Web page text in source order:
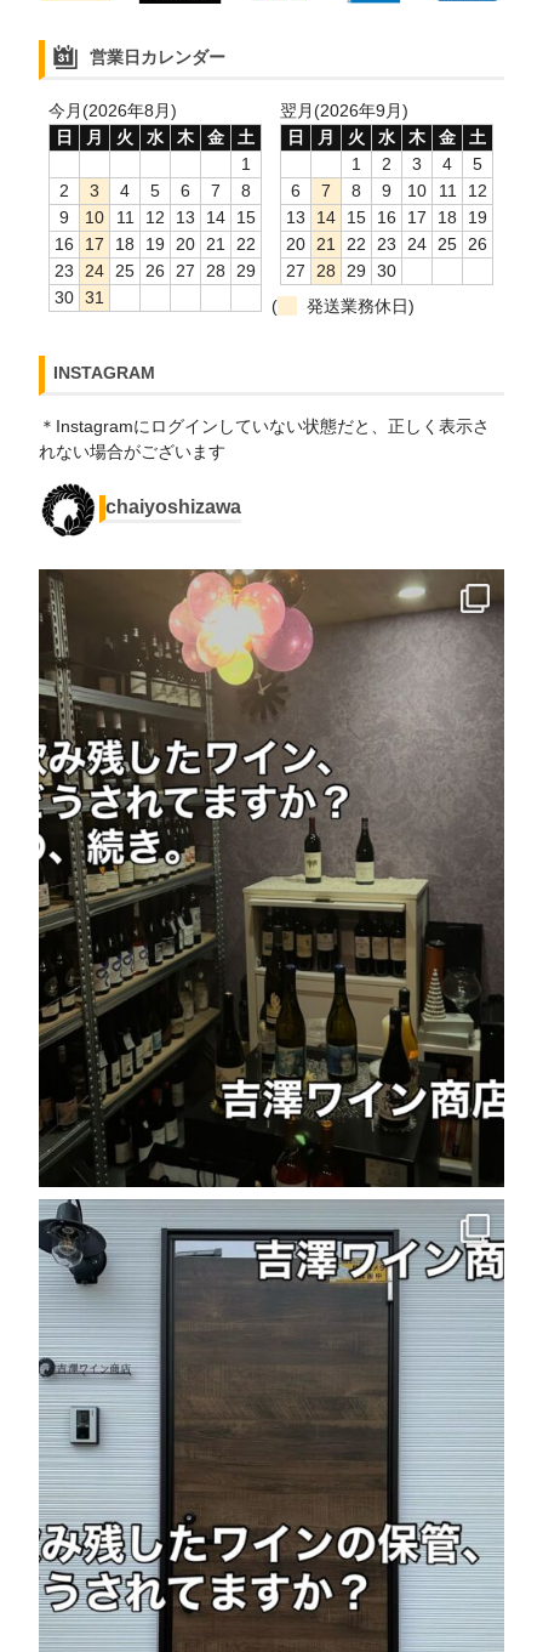
営業日カレンダー
今月(2026年8月)
日
月 火 水 木 金
土
1
2
3 4 5 6 7
8
9
10 11 12 13 14
15
16
17 18 19 20 21
22
23
24 25 26 27 28
29
30 31
翌月(2026年9月)
日
月 火 水 木 金
土
1
2 3 4
5
6
7 8 9 10 11
12
13
14 15 16 17 18
19
20
21 22 23 24 25
26
27
28 29
30
(
発送業務休日)
INSTAGRAM
＊Instagramにログインしていない状態だと、正しく表示さ
れない場合がございます
chaiyoshizawa